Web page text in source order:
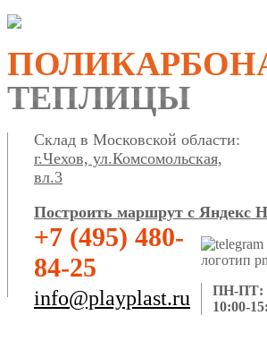
ТЕПЛИЦЫ
Склад в Московской области:
г.Чехов, ул.Комсомольская,
вл.3
Построить маршрут с Яндекс
+7 (495) 480-
84-25
info@playplast.ru
ПН-ПТ:
10:00-